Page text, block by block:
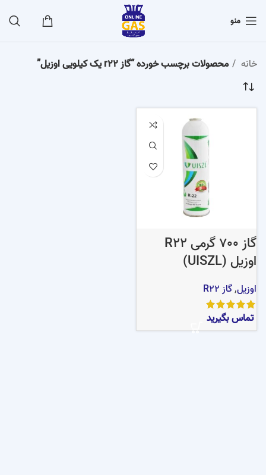
منو
خانه محصولات برچسب خورده “گاز r22 یک کیلویی اوزیل”
گاز 700 گرمی R22
اوزیل (UISZL)
اوزیل,گاز R22
تماس بگیرید